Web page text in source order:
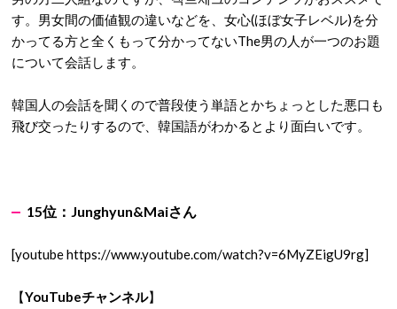
す。男女間の価値観の違いなどを、女心(ほぼ女子レベル)を分
かってる方と全くもって分かってないThe男の人が一つのお題
について会話します。
韓国人の会話を聞くので普段使う単語とかちょっとした悪口も
飛び交ったりするので、韓国語がわかるとより面白いです。
15位：Junghyun&Maiさん
[youtube https://www.youtube.com/watch?v=6MyZEigU9rg]
【YouTubeチャンネル】